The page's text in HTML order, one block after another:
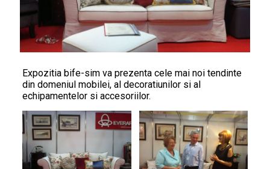
Expozitia bife-sim va prezenta cele mai noi tendinte
din domeniul mobilei, al decoratiunilor si al
echipamentelor si accesoriilor.